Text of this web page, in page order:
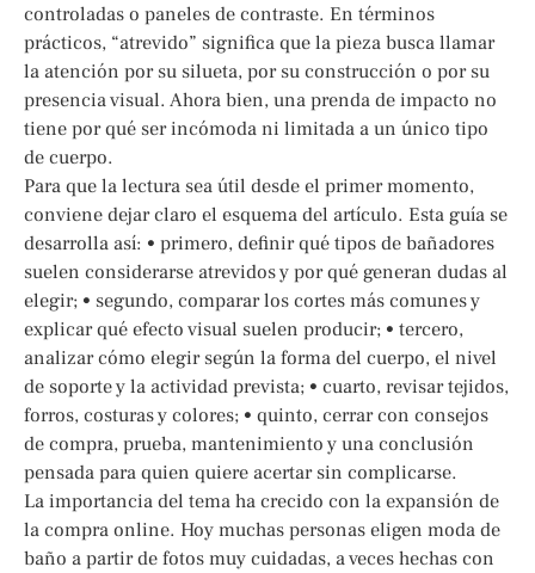
controladas o paneles de contraste. En términos
prácticos, “atrevido” significa que la pieza busca llamar
la atención por su silueta, por su construcción o por su
presencia visual. Ahora bien, una prenda de impacto no
tiene por qué ser incómoda ni limitada a un único tipo
de cuerpo.
Para que la lectura sea útil desde el primer momento,
conviene dejar claro el esquema del artículo. Esta guía se
desarrolla así: • primero, definir qué tipos de bañadores
suelen considerarse atrevidos y por qué generan dudas al
elegir; • segundo, comparar los cortes más comunes y
explicar qué efecto visual suelen producir; • tercero,
analizar cómo elegir según la forma del cuerpo, el nivel
de soporte y la actividad prevista; • cuarto, revisar tejidos,
forros, costuras y colores; • quinto, cerrar con consejos
de compra, prueba, mantenimiento y una conclusión
pensada para quien quiere acertar sin complicarse.
La importancia del tema ha crecido con la expansión de
la compra online. Hoy muchas personas eligen moda de
baño a partir de fotos muy cuidadas, a veces hechas con